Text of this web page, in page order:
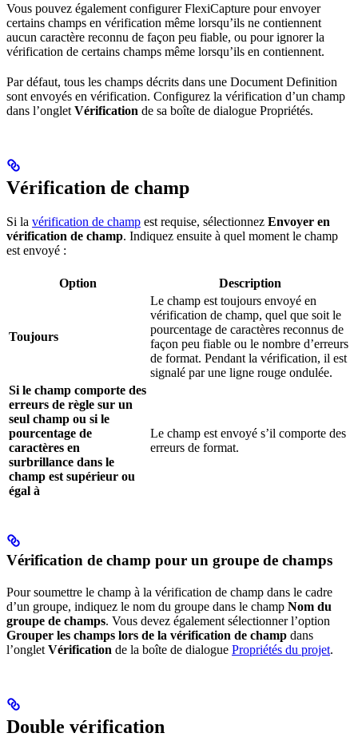
Vous pouvez également configurer FlexiCapture pour envoyer
certains champs en vérification même lorsqu’ils ne contiennent
aucun caractère reconnu de façon peu fiable, ou pour ignorer la
vérification de certains champs même lorsqu’ils en contiennent.
Par défaut, tous les champs décrits dans une Document Definition
sont envoyés en vérification. Configurez la vérification d’un champ
dans l’onglet Vérification de sa boîte de dialogue Propriétés.
Vérification de champ
Si la vérification de champ est requise, sélectionnez Envoyer en
vérification de champ. Indiquez ensuite à quel moment le champ
est envoyé :
Option Description
Toujours
Le champ est toujours envoyé en
vérification de champ, quel que soit le
pourcentage de caractères reconnus de
façon peu fiable ou le nombre d’erreurs
de format. Pendant la vérification, il est
signalé par une ligne rouge ondulée.
Si le champ comporte des
erreurs de règle sur un
seul champ ou si le
pourcentage de
caractères en
surbrillance dans le
champ est supérieur ou
égal à
Le champ est envoyé s’il comporte des
erreurs de format.
Vérification de champ pour un groupe de champs
Pour soumettre le champ à la vérification de champ dans le cadre
d’un groupe, indiquez le nom du groupe dans le champ Nom du
groupe de champs. Vous devez également sélectionner l’option
Grouper les champs lors de la vérification de champ dans
l’onglet Vérification de la boîte de dialogue Propriétés du projet.
Double vérification